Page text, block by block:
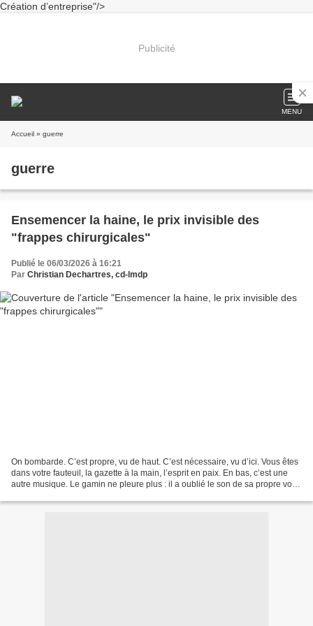
Création d’entreprise"/>
Publicité
MENU
Accueil » guerre
guerre
Ensemencer la haine, le prix invisible des
"frappes chirurgicales"
Publié le 06/03/2026 à 16:21
Par Christian Dechartres, cd-lmdp
On bombarde. C’est propre, vu de haut. C’est nécessaire, vu d’ici. Vous êtes
dans votre fauteuil, la gazette à la main, l’esprit en paix. En bas, c’est une
autre musique. Le gamin ne pleure plus : il a oublié le son de sa propre voix